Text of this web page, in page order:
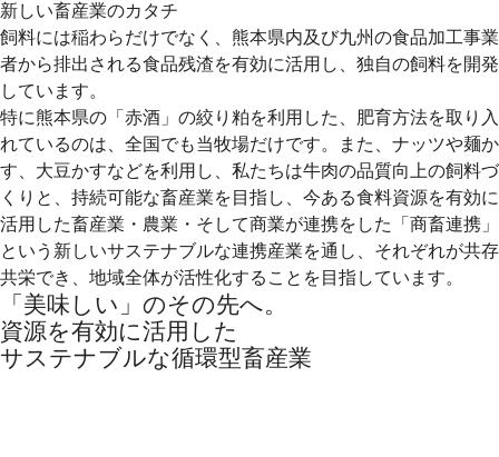
新しい畜産業のカタチ
飼料には稲わらだけでなく、熊本県内及び九州の食品加工事業
者から排出される食品残渣を有効に活用し、独自の飼料を開発
しています。
特に熊本県の「赤酒」の絞り粕を利用した、肥育方法を取り入
れているのは、全国でも当牧場だけです。また、ナッツや麺か
す、大豆かすなどを利用し、私たちは牛肉の品質向上の飼料づ
くりと、持続可能な畜産業を目指し、今ある食料資源を有効に
活用した畜産業・農業・そして商業が連携をした「商畜連携」
という新しいサステナブルな連携産業を通し、それぞれが共存
共栄でき、地域全体が活性化することを目指しています。
「美味しい」のその先へ。
資源を有効に活用した
サステナブルな循環型畜産業